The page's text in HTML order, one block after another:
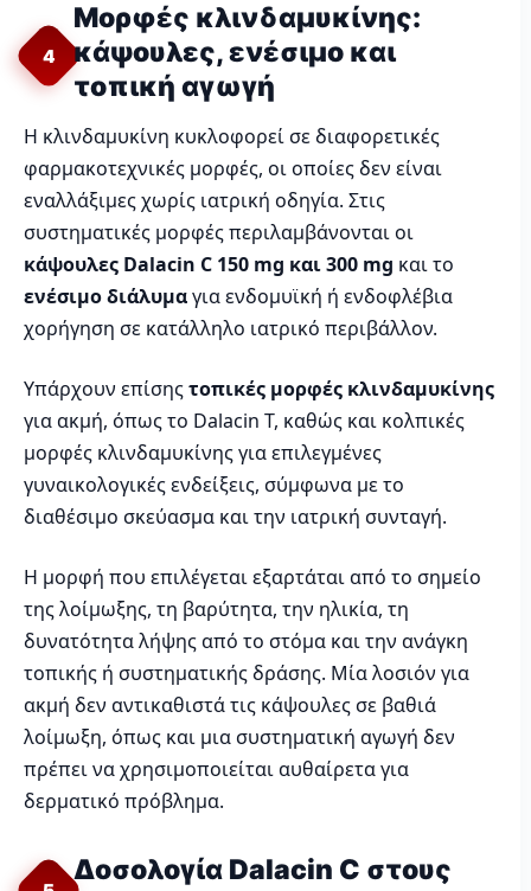
4
Μορφές κλινδαμυκίνης:
κάψουλες, ενέσιμο και
τοπική αγωγή
Η κλινδαμυκίνη κυκλοφορεί σε διαφορετικές
φαρμακοτεχνικές μορφές, οι οποίες δεν είναι
εναλλάξιμες χωρίς ιατρική οδηγία. Στις
συστηματικές μορφές περιλαμβάνονται οι
κάψουλες Dalacin C 150 mg και 300 mg και το
ενέσιμο διάλυμαγια ενδομυϊκή ή ενδοφλέβια
χορήγηση σε κατάλληλο ιατρικό περιβάλλον.
Υπάρχουν επίσηςτοπικές μορφές κλινδαμυκίνης
για ακμή, όπως το Dalacin T, καθώς και κολπικές
μορφές κλινδαμυκίνης για επιλεγμένες
γυναικολογικές ενδείξεις, σύμφωνα με το
διαθέσιμο σκεύασμα και την ιατρική συνταγή.
Η μορφή που επιλέγεται εξαρτάται από το σημείο
της λοίμωξης, τη βαρύτητα, την ηλικία, τη
δυνατότητα λήψης από το στόμα και την ανάγκη
τοπικής ή συστηματικής δράσης. Μία λοσιόν για
ακμή δεν αντικαθιστά τις κάψουλες σε βαθιά
λοίμωξη, όπως και μια συστηματική αγωγή δεν
πρέπει να χρησιμοποιείται αυθαίρετα για
δερματικό πρόβλημα.
Δοσολογία Dalacin C στους